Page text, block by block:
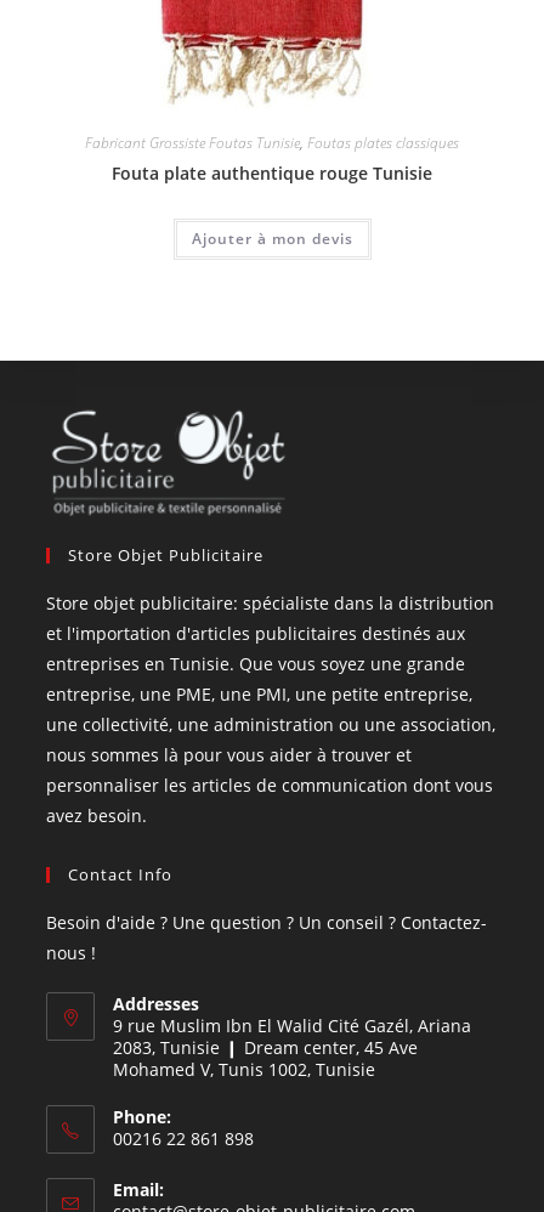
Fabricant Grossiste Foutas Tunisie, Foutas plates classiques
Fouta plate authentique rouge Tunisie
Ajouter à mon devis
Store Objet Publicitaire
Store objet publicitaire: spécialiste dans la distribution
et l'importation d'articles publicitaires destinés aux
entreprises en Tunisie. Que vous soyez une grande
entreprise, une PME, une PMI, une petite entreprise,
une collectivité, une administration ou une association,
nous sommes là pour vous aider à trouver et
personnaliser les articles de communication dont vous
avez besoin.
Contact Info
Besoin d'aide ? Une question ? Un conseil ? Contactez-
nous !
Addresses
9 rue Muslim Ibn El Walid Cité Gazél, Ariana
2083, Tunisie ❙ Dream center, 45 Ave
Mohamed V, Tunis 1002, Tunisie
Phone:
00216 22 861 898
Email: